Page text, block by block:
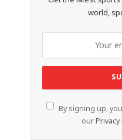
world,
By signing up,
our